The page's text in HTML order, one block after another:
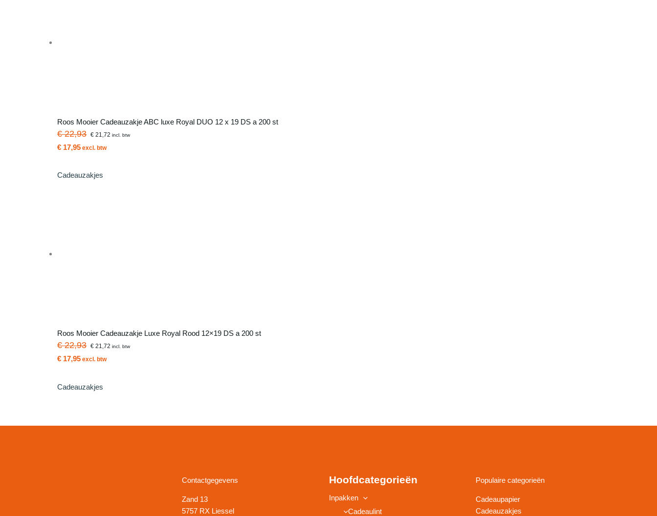
Roos Mooier Cadeauzakje ABC luxe Royal DUO 12 x 19 DS a 200 st
€ 22,93 € 21,72 incl. btw
€ 17,95 excl. btw
Cadeauzakjes
Roos Mooier Cadeauzakje Luxe Royal Rood 12×19 DS a 200 st
€ 22,93 € 21,72 incl. btw
€ 17,95 excl. btw
Cadeauzakjes
Contactgegevens
Zand 13
5757 RX Liessel
Hoofdcategorieën
Inpakken
Cadeaulint
Populaire categorieën
Cadeaupapier
Cadeauzakjes